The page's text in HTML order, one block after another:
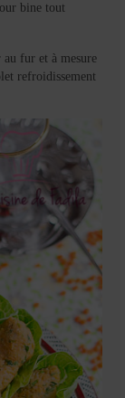
bine tout
fur et à mesure
refroidissement